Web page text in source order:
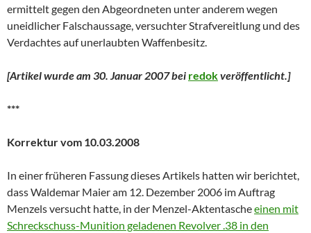
ermittelt gegen den Abgeordneten unter anderem wegen
uneidlicher Falschaussage, versuchter Strafvereitlung und des
Verdachtes auf unerlaubten Waffenbesitz.
[Artikel wurde am 30. Januar 2007 bei redokveröffentlicht.]
***
Korrektur vom 10.03.2008
In einer früheren Fassung dieses Artikels hatten wir berichtet,
dass Waldemar Maier am 12. Dezember 2006 im Auftrag
Menzels versucht hatte, in der Menzel-Aktentascheeinen mit
Schreckschuss-Munition geladenen Revolver .38 in den